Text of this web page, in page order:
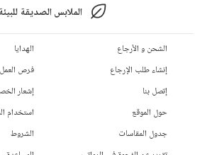
الملابس الصديقة للبيئة
الشحن و الأرجاع
إنشاء طلب الإرجاع
إتصل بنا
حول الموقع
جدول المقاسات
الهدايا
فرص العمل
إشعار
استخدام
الشروط